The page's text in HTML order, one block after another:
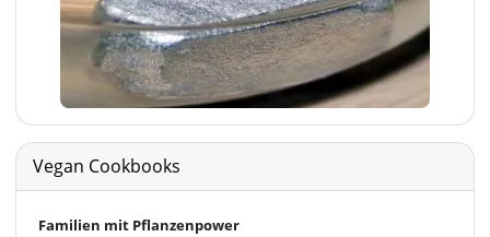
Vegan Cookbooks
Familien mit Pflanzenpower